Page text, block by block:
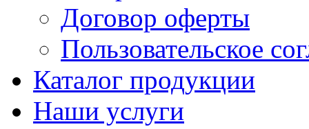
Договор оферты
Пользовательское
Каталог продукции
Наши услуги